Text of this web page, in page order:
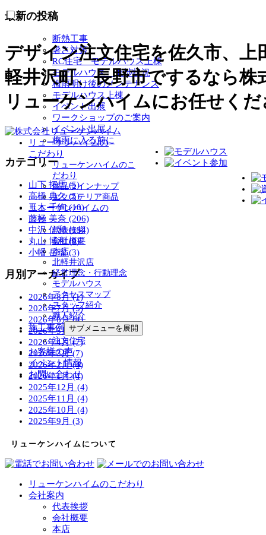
デザイン注文住宅を佐久市、上
軽井沢町、長野市でするなら株
リューケンハイムにお任せく
リューケンハイムの
こだわり
リューケンハイムのこ
だわり
商品ラインナップ
エクステリア商品
リューケンハイムの
こと
代表挨拶
会社概要
本店
北軽井沢店
経営理念・行動理念
モデルハウス
アクセスマップ
スタッフ紹介
職人紹介
施工事例 サブメニューを展開
注文住宅
お客様の声
イベント情報
お問い合わせ
最新の投稿
断熱工事
暑さ対策
RC住宅 モデルハウス上棟
モデルハウス 進捗状況
梅雨明け後のメンテナンス
モデルハウス上棟
イベント出展
ワークショップのご案内
イベント出展！
梅雨に入る前に
カテゴリー
山下 拓馬 (5)
高橋 典久 (5)
玉木 千絢 (10)
藤極 美奈 (206)
中沢 信和 (154)
丸山 博和 (9)
小幡 岳瑠 (3)
月別アーカイブ
2026年8月 (1)
2026年7月 (5)
2026年6月 (4)
2026年5月 (4)
2026年4月 (7)
2026年3月 (7)
2026年2月 (4)
2026年1月 (4)
2025年12月 (4)
2025年11月 (4)
2025年10月 (4)
2025年9月 (3)
リューケンハイムについて
リューケンハイムのこだわり
会社案内
代表挨拶
会社概要
本店